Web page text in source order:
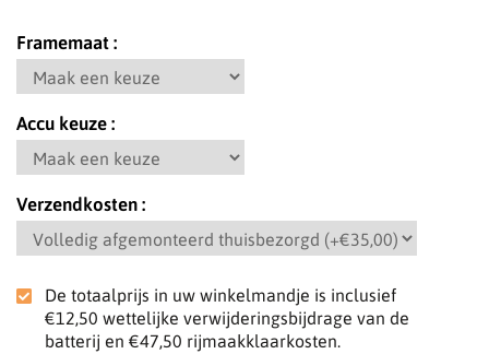
Framemaat
Accu keuze
Verzendkosten
De totaalprijs in uw winkelmandje is inclusief
€12,50 wettelijke verwijderingsbijdrage van de
batterij en €47,50 rijmaakklaarkosten.